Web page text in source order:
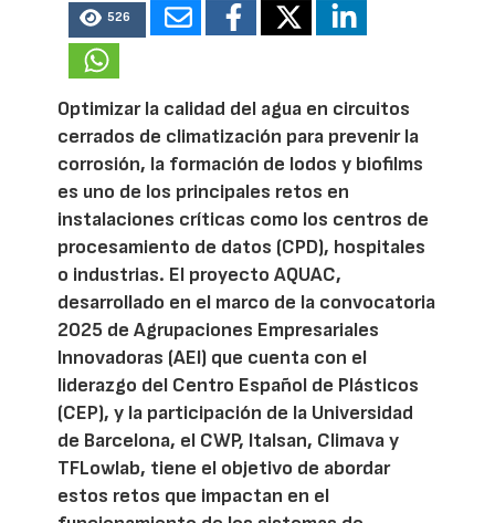
526
Optimizar la calidad del agua en circuitos
cerrados de climatización para prevenir la
corrosión, la formación de lodos y biofilms
es uno de los principales retos en
instalaciones críticas como los centros de
procesamiento de datos (CPD), hospitales
o industrias. El proyecto AQUAC,
desarrollado en el marco de la convocatoria
2025 de Agrupaciones Empresariales
Innovadoras (AEI) que cuenta con el
liderazgo del Centro Español de Plásticos
(CEP), y la participación de la Universidad
de Barcelona, el CWP, Italsan, Climava y
TFLowlab, tiene el objetivo de abordar
estos retos que impactan en el